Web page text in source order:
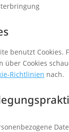
benutzt Cookies.
über Cookies
Richtlinien nach.